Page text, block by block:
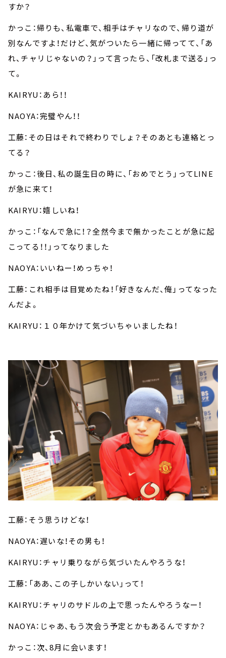
すか？
かっこ：帰りも、私電車で、相手はチャリなので、帰り道が
別なんですよ！だけど、気がついたら一緒に帰ってて、「あ
れ、チャリじゃないの？」って言ったら、「改札まで送る」っ
て。
KAIRYU：あら！！
NAOYA：完璧やん！！
工藤：その日はそれで終わりでしょ？そのあとも連絡とっ
てる？
かっこ：後日、私の誕生日の時に、「おめでとう」ってLINE
が急に来て！
KAIRYU：嬉しいね！
かっこ：「なんで急に！？全然今まで無かったことが急に起
こってる！！」ってなりました
NAOYA：いいねー！めっちゃ！
工藤：これ相手は目覚めたね！「好きなんだ、俺」ってなった
んだよ。
KAIRYU：１０年かけて気づいちゃいましたね！
工藤：そう思うけどな！
NAOYA：遅いな！その男も！
KAIRYU：チャリ乗りながら気づいたんやろうな！
工藤：「ああ、この子しかいない」って！
KAIRYU：チャリのサドルの上で思ったんやろうなー！
NAOYA：じゃあ、もう次会う予定とかもあるんですか？
かっこ：次、8月に会います！